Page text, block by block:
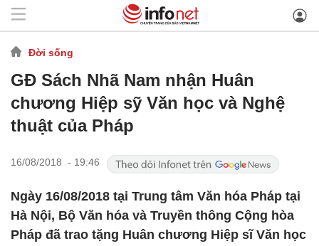
Đời sống
GĐ Sách Nhã Nam nhận Huân
chương Hiệp sỹ Văn học và Nghệ
thuật của Pháp
16/08/2018 - 19:46
Ngày 16/08/2018 tại Trung tâm Văn hóa Pháp tại
Hà Nội, Bộ Văn hóa và Truyền thông Cộng hòa
Pháp đã trao tặng Huân chương Hiệp sĩ Văn học